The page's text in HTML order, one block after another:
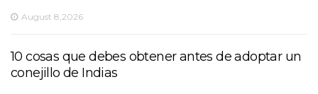
August 8,2026
10 cosas que debes obtener antes de adoptar un
conejillo de Indias